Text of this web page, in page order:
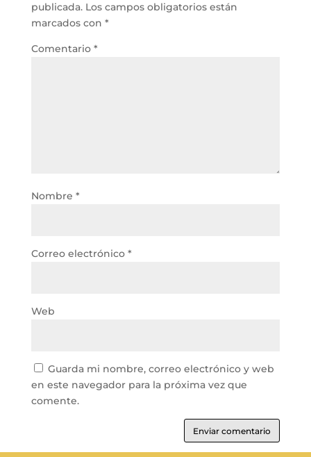
publicada. Los campos obligatorios están
marcados con *
Comentario *
Nombre *
Correo electrónico *
Web
Guarda mi nombre, correo electrónico y web
en este navegador para la próxima vez que
comente.